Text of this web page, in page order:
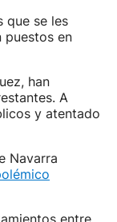
que se les
puestos en
han
A
y atentado
Navarra
entre